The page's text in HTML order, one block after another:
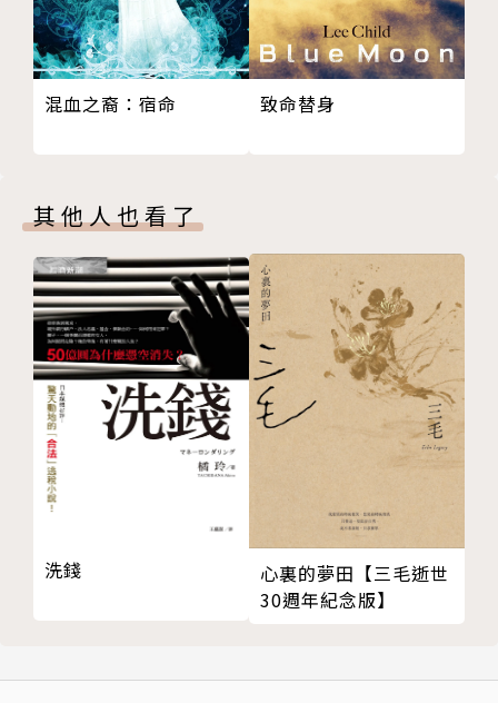
百年茶廠龍泉茶龍潭
孕育台灣好茶楊梅
水蜜桃與茶香共舞拉拉山
老街風華長安茶湖口
永遠的老田寮茶頭屋
解熱保健酸柑茶頭份
觀光茶街仙山茶獅潭
3. 台灣北部特色茶園
頂級高山茶之鄉梨山
迷霧裊繞杉林溪茶竹山
名揚四海凍頂茶鹿谷
全台最大茶區名間
巍巍玉山茶飄香信義
日月潭畔紅茶香魚池
多雨多霧雲頂茶林內
阿里山茶阿里山、竹崎、番路
混血之裔：宿命 致命替身
其他人也看了
洗錢
心裏的夢田【三毛逝世
30週年紀念版】